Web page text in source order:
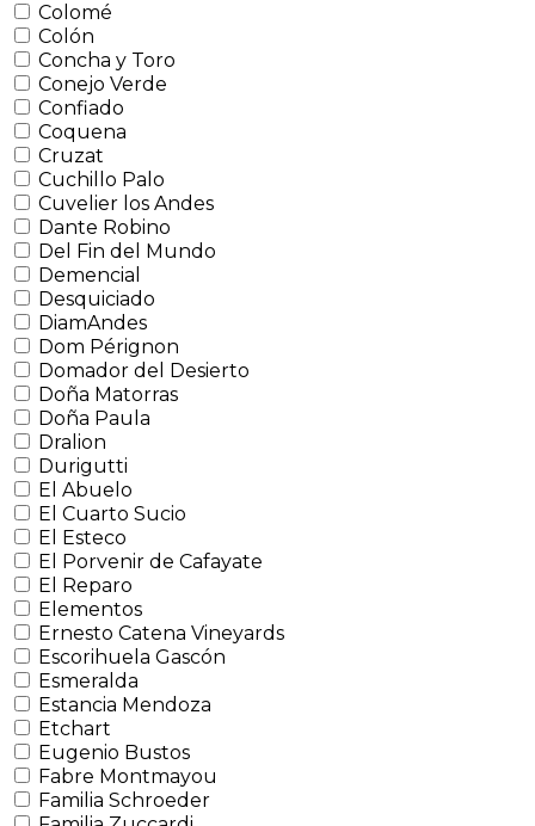
Colomé
Colón
Concha y Toro
Conejo Verde
Confiado
Coquena
Cruzat
Cuchillo Palo
Cuvelier los Andes
Dante Robino
Del Fin del Mundo
Demencial
Desquiciado
DiamAndes
Dom Pérignon
Domador del Desierto
Doña Matorras
Doña Paula
Dralion
Durigutti
El Abuelo
El Cuarto Sucio
El Esteco
El Porvenir de Cafayate
El Reparo
Elementos
Ernesto Catena Vineyards
Escorihuela Gascón
Esmeralda
Estancia Mendoza
Etchart
Eugenio Bustos
Fabre Montmayou
Familia Schroeder